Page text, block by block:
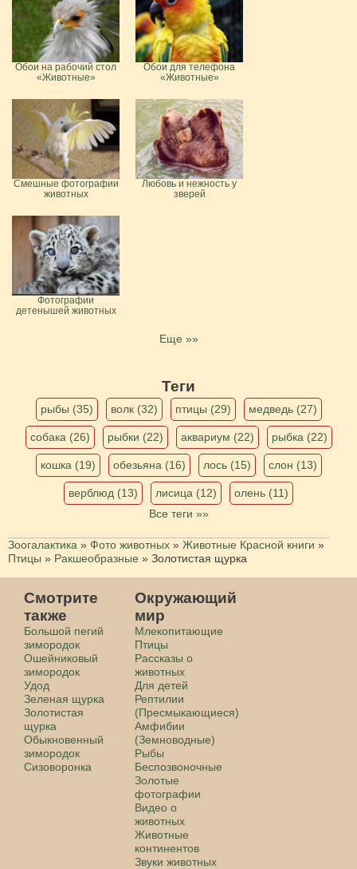
Обои на рабочий стол
«Животные»
Обои для телефона
«Животные»
Смешные фотографии
животных
Любовь и нежность у
зверей
Фотографии
детенышей животных
Еще »»
Теги
рыбы (35) волк (32) птицы (29) медведь (27)
собака (26) рыбки (22) аквариум (22) рыбка (22)
кошка (19) обезьяна (16) лось (15) слон (13)
верблюд (13) лисица (12)
олень (11)
Все теги »»
Зоогалактика » Фото животных » Животные Красной книги »
Птицы » Ракшеобразные » Золотистая щурка
Смотрите
также
Большой пегий
зимородок
Ошейниковый
зимородок
Удод
Зеленая щурка
Золотистая
щурка
Обыкновенный
зимородок
Сизоворонка
Окружающий
мир
Млекопитающие
Птицы
Рассказы о
животных
Для детей
Рептилии
(Пресмыкающиеся)
Амфибии
(Земноводные)
Рыбы
Беспозвоночные
Золотые
фотографии
Видео о
животных
Животные
континентов
Звуки животных